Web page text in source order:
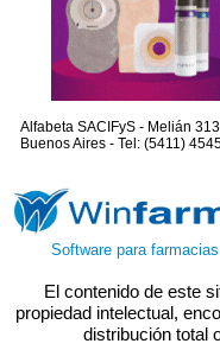
Alfabeta SACIFyS - Melián
Buenos Aires - Tel: (5411)
Software para farmacias
El contenido de este
propiedad intelectual,
distribución total